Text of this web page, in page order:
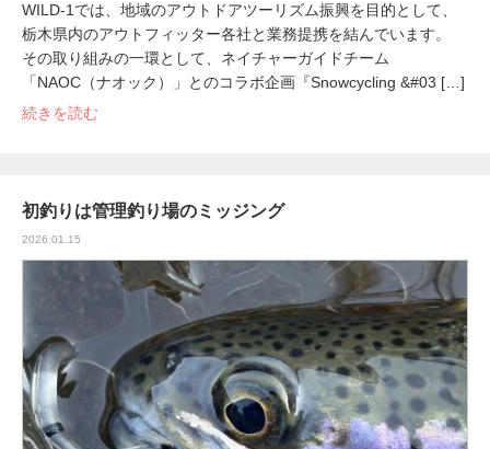
WILD-1では、地域のアウトドアツーリズム振興を目的として、
栃木県内のアウトフィッター各社と業務提携を結んでいます。
その取り組みの一環として、ネイチャーガイドチーム
「NAOC（ナオック）」とのコラボ企画『Snowcycling &#03 […]
続きを読む
初釣りは管理釣り場のミッジング
2026.01.15